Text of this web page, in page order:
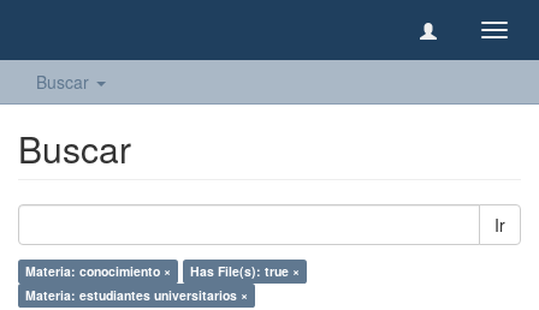
Buscar
Buscar
Ir
Materia: conocimiento ×
Has File(s): true ×
Materia: estudiantes universitarios ×